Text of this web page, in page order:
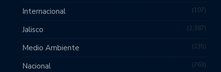
Internacional 107
Jalisco 2,387
Medio Ambiente 235
Nacional 763